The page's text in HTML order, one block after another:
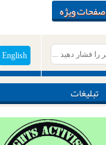
صفحات ویژه
English
تبلیغات